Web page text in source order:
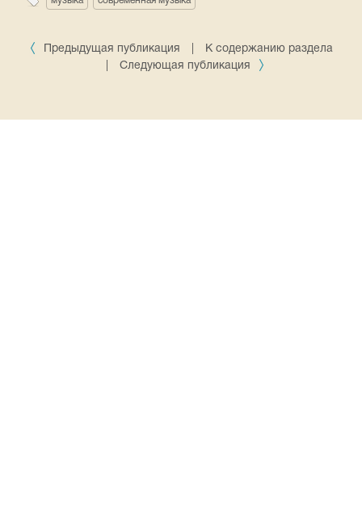
Предыдущая публикация
К содержанию раздела
Следующая публикация